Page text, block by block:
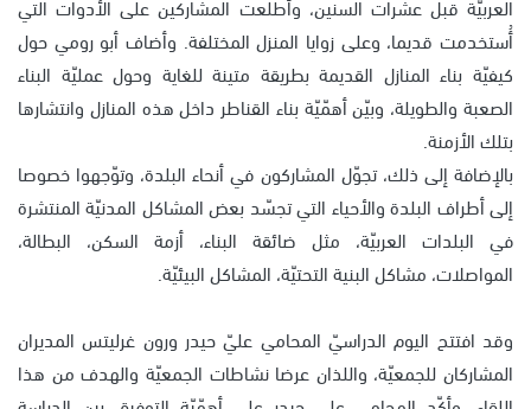
أُستخدمت قديما، وعلى زوايا المنزل المختلفة. وأضاف أبو رومي حول
كيفيّة بناء المنازل القديمة بطريقة متينة للغاية وحول عمليّة البناء
الصعبة والطويلة، وبيّن أهمّيّة بناء القناطر داخل هذه المنازل وانتشارها
بتلك الأزمنة.
بالإضافة إلى ذلك، تجوّل المشاركون في أنحاء البلدة، وتوّجهوا خصوصا
إلى أطراف البلدة والأحياء التي تجسّد بعض المشاكل المدنيّة المنتشرة
في البلدات العربيّة، مثل ضائقة البناء، أزمة السكن، البطالة،
المواصلات، مشاكل البنية التحتيّة، المشاكل البيئيّة.
وقد افتتح اليوم الدراسيّ المحامي عليّ حيدر ورون غرليتس المديران
المشاركان للجمعيّة، واللذان عرضا نشاطات الجمعيّة والهدف من هذا